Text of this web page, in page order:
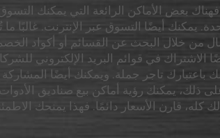
بعض الأماكن الرائعة التي يمكنك
أيضًا التسوق عبر الإنترنت. غالبًا
في قوائم البريد الإلكتروني
تاجر جملة. ويمكنك أيضًا
يمكنك رؤية أماكن بيع صناديق
قارن الأسعار دائمًا. فهذا يمنحك